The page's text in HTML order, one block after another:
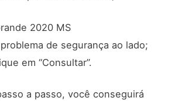
de segurança ao lado;
em “Consultar”.
a passo, você conseguirá